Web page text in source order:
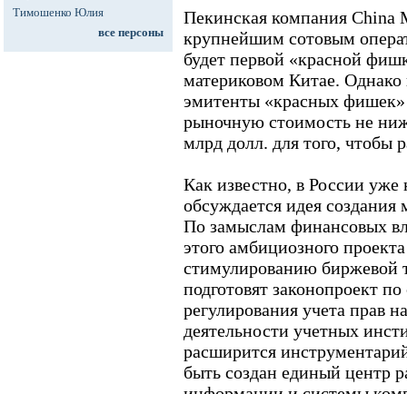
Тимошенко Юлия
все персоны
Пекинская компания China
крупнейшим сотовым
будет первой «красной
материковом Китае.
эмитенты «красных
рыночную стоимость не
млрд долл. для того, чтобы
Как известно, в России уже
обсуждается идея
По замыслам финансовых
этого амбициозного
стимулированию
подготовят законопроект
регулирования учета прав
деятельности учетных
расширится
быть создан единый центр